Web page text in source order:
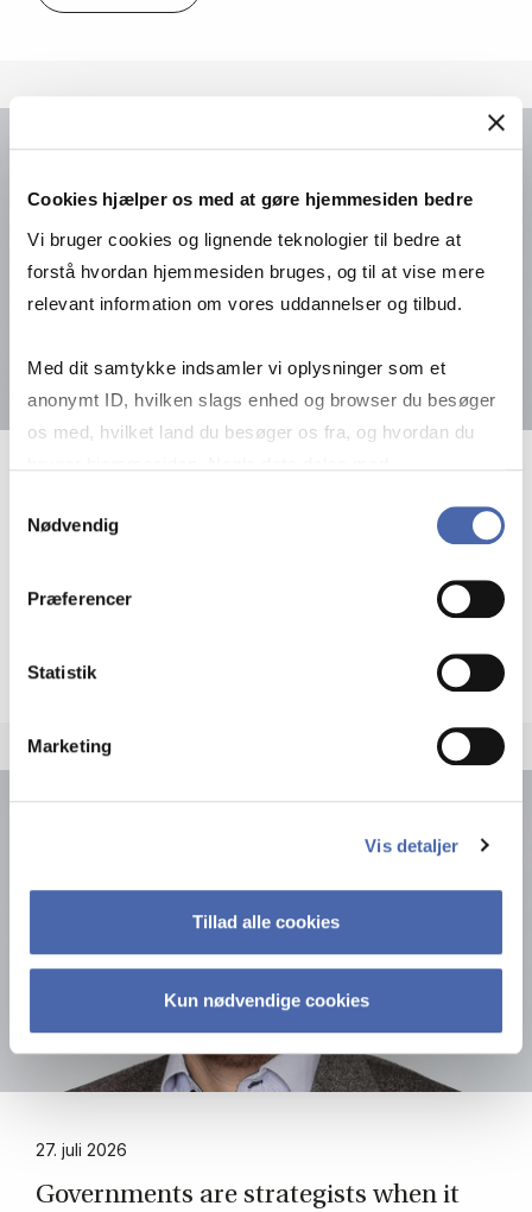
Cookies hjælper os med at gøre hjemmesiden bedre
Vi bruger cookies og lignende teknologier til bedre at
forstå hvordan hjemmesiden bruges, og til at vise mere
relevant information om vores uddannelser og tilbud.
Med dit samtykke indsamler vi oplysninger som et
anonymt ID, hvilken slags enhed og browser du besøger
os med, hvilket land du besøger os fra, og hvordan du
markedsføring. Du bestemmer selv - og kan altid trække
Nødvendig
Præferencer
Statistik
Marketing
Vis detaljer
Tillad alle cookies
Kun nødvendige cookies
How In­ve­sting Abro­ad Can Cre­a­te Jobs
27. juli 2026
Gover­n­ments are stra­te­gi­sts when it